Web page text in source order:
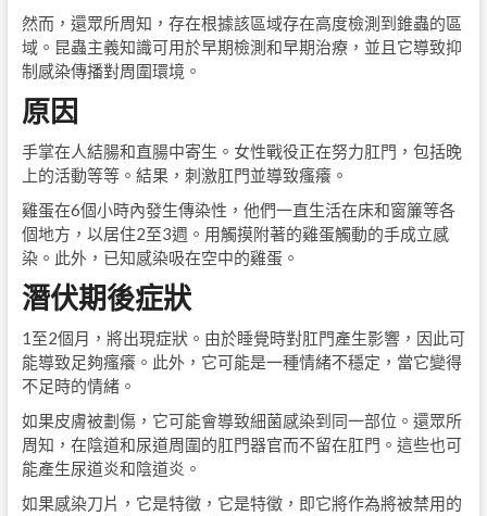
然而，還眾所周知，存在根據該區域存在高度檢測到錐蟲的區
域。昆蟲主義知識可用於早期檢測和早期治療，並且它導致抑
制感染傳播對周圍環境。
原因
手掌在人結腸和直腸中寄生。女性戰役正在努力肛門，包括晚
上的活動等等。結果，刺激肛門並導致瘙癢。
雞蛋在6個小時內發生傳染性，他們一直生活在床和窗簾等各
個地方，以居住2至3週。用觸摸附著的雞蛋觸動的手成立感
染。此外，已知感染吸在空中的雞蛋。
潛伏期後症狀
1至2個月，將出現症狀。由於睡覺時對肛門產生影響，因此可
能導致足夠瘙癢。此外，它可能是一種情緒不穩定，當它變得
不足時的情緒。
如果皮膚被劃傷，它可能會導致細菌感染到同一部位。還眾所
周知，在陰道和尿道周圍的肛門器官而不留在肛門。這些也可
能產生尿道炎和陰道炎。
如果感染刀片，它是特徵，它是特徵，即它將作為將被禁用的